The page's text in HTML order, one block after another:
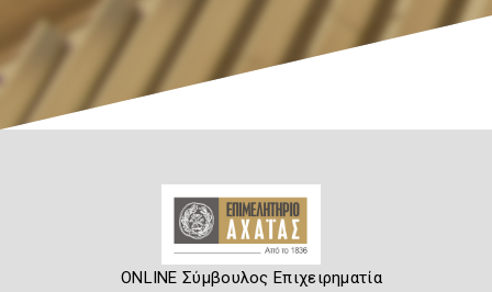
ONLINE Σύμβουλος Επιχειρηματία